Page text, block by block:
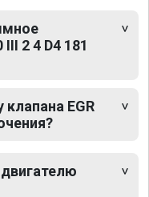
2 4 D4 181
EGR